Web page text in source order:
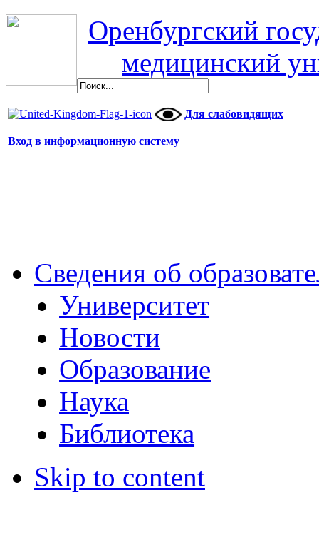
Оренбургский
медицинский
Для слабовидящих
Вход в информационную систему
Сведения об
Университет
Новости
Образование
Наука
Библиотека
Skip to content